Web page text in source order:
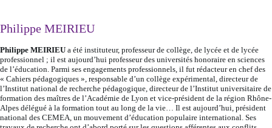
Philippe MEIRIEU
Philippe MEIRIEU a été instituteur, professeur de collège, de lycée et de lycée
professionnel ; il est aujourd’hui professeur des universités honoraire en sciences
de l’éducation. Parmi ses engagements professionnels, il fut rédacteur en chef des
« Cahiers pédagogiques », responsable d’un collège expérimental, directeur de
l’Institut national de recherche pédagogique, directeur de l’Institut universitaire de
formation des maîtres de l’Académie de Lyon et vice-président de la région Rhône-
Alpes délégué à la formation tout au long de la vie… Il est aujourd’hui, président
national des CEMEA, un mouvement d’éducation populaire international. Ses